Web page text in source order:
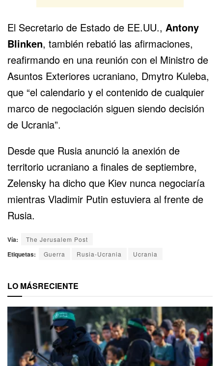
El Secretario de Estado de EE.UU., Antony
Blinken, también rebatió las afirmaciones,
reafirmando en una reunión con el Ministro de
Asuntos Exteriores ucraniano, Dmytro Kuleba,
que “el calendario y el contenido de cualquier
marco de negociación siguen siendo decisión
de Ucrania”.
Desde que Rusia anunció la anexión de
territorio ucraniano a finales de septiembre,
Zelensky ha dicho que Kiev nunca negociaría
mientras Vladimir Putin estuviera al frente de
Rusia.
Vía: The Jerusalem Post
Etiquetas: Guerra Rusia-Ucrania Ucrania
LO MÁSRECIENTE